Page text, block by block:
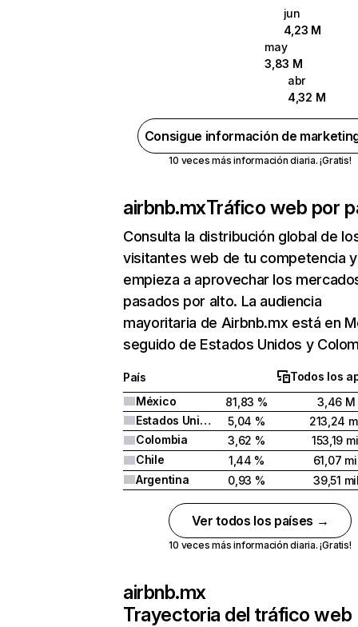
jun
4,23 M
may
3,83 M
abr
4,32 M
Consigue información de
10 veces más información diaria. ¡Gratis!
airbnb.mxTráfico web por
Consulta la distribución global de
visitantes web de tu competencia y
empieza a aprovechar los
pasados por alto. La audiencia
mayoritaria de Airbnb.mx está en
seguido de Estados Unidos y
País
Todos los
México
81,83 %
3,46 M
Estados Unidos
5,04 %
213,24
Colombia
3,62 %
153,19
Chile
1,44 %
61,07
Argentina
0,93 % 39,51
Ver todos los países →
10 veces más información diaria. ¡Gratis!
airbnb.mx
Trayectoria del tráfico web